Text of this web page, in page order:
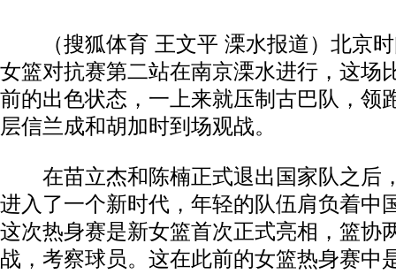
（搜狐体育 王文平 溧水报道）北京时
女篮对抗赛第二站在南京溧水进行，这场
前的出色状态，一上来就压制古巴队，领
层信兰成和胡加时到场观战。
在苗立杰和陈楠正式退出国家队之后
进入了一个新时代，年轻的队伍肩负着中
这次热身赛是新女篮首次正式亮相，篮协
战，考察球员。这在此前的女篮热身赛中